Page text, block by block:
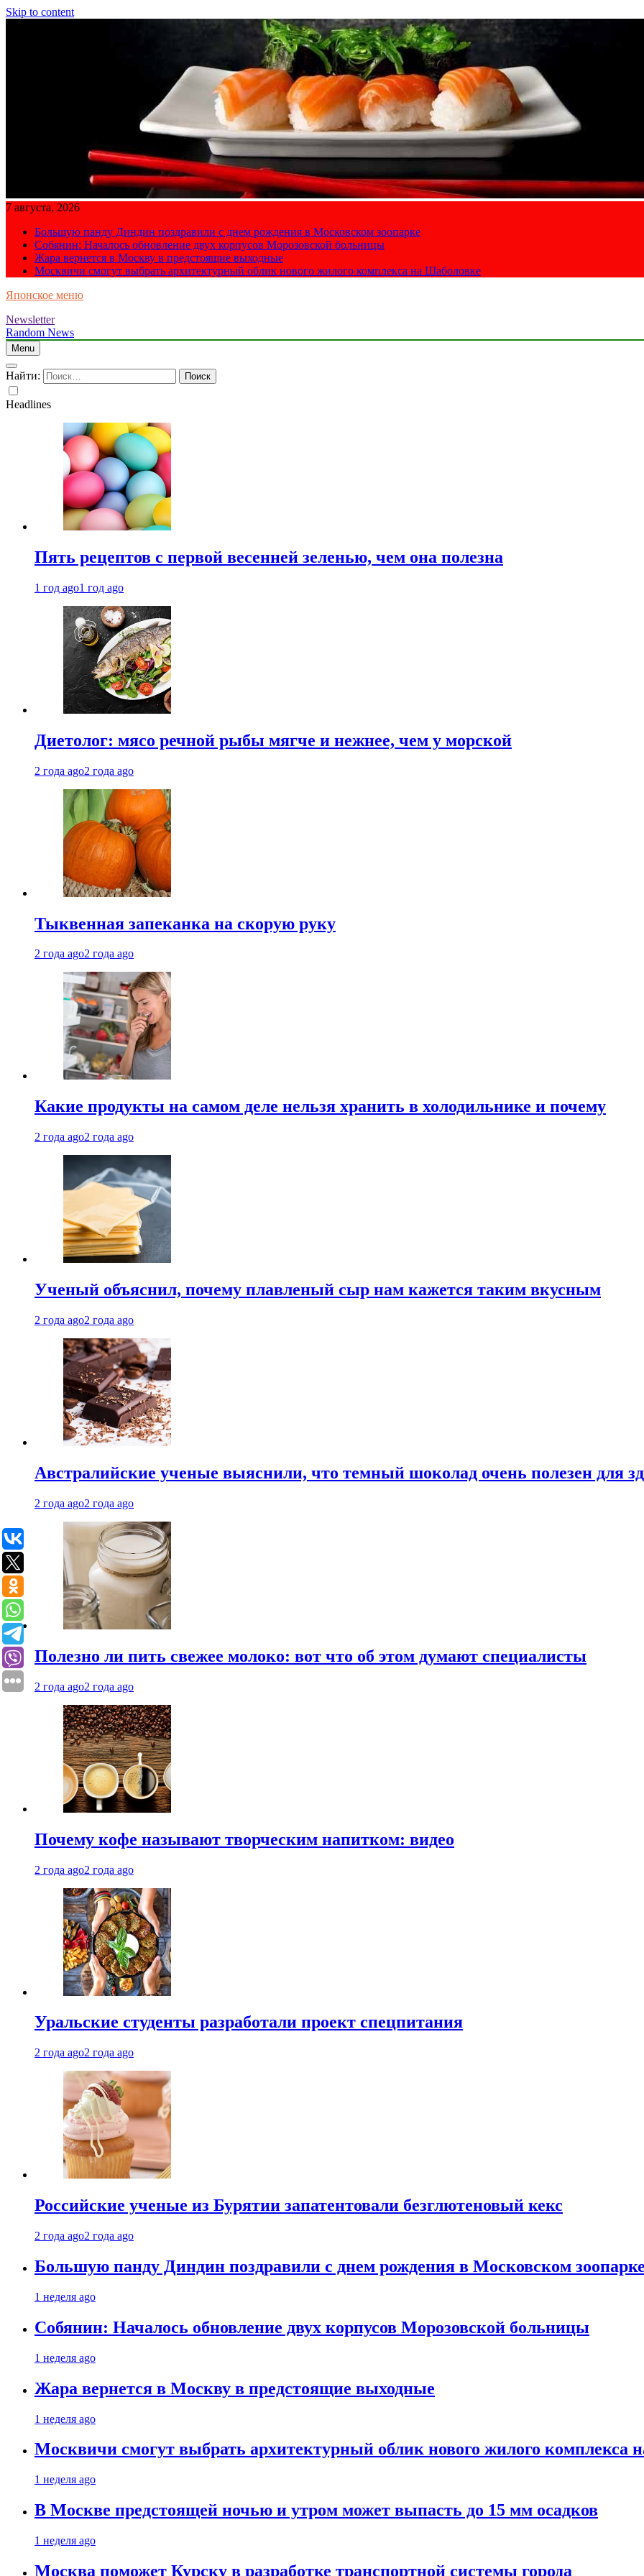
Skip to content
7 августа, 2026
Большую панду Диндин поздравили с днем рождения в Московском зоопарке
Собянин: Началось обновление двух корпусов Морозовской больницы
Жара вернется в Москву в предстоящие выходные
Москвичи смогут выбрать архитектурный облик нового жилого комплекса на Шаболовке
Японское меню
Newsletter
Random News
Menu
Найти:
Headlines
Пять рецептов с первой весенней зеленью, чем она полезна
1 год ago1 год ago
Диетолог: мясо речной рыбы мягче и нежнее, чем у морской
2 года ago2 года ago
Тыквенная запеканка на скорую руку
2 года ago2 года ago
Какие продукты на самом деле нельзя хранить в холодильнике и почему
2 года ago2 года ago
Ученый объяснил, почему плавленый сыр нам кажется таким вкусным
2 года ago2 года ago
Австралийские ученые выяснили, что темный шоколад очень полезен для
2 года ago2 года ago
Полезно ли пить свежее молоко: вот что об этом думают специалисты
2 года ago2 года ago
Почему кофе называют творческим напитком: видео
2 года ago2 года ago
Уральские студенты разработали проект спецпитания
2 года ago2 года ago
Российские ученые из Бурятии запатентовали безглютеновый кекс
2 года ago2 года ago
Большую панду Диндин поздравили с днем рождения в Московском зоопарке
1 неделя ago
Собянин: Началось обновление двух корпусов Морозовской больницы
1 неделя ago
Жара вернется в Москву в предстоящие выходные
1 неделя ago
Москвичи смогут выбрать архитектурный облик нового жилого комплекса
1 неделя ago
В Москве предстоящей ночью и утром может выпасть до 15 мм осадков
1 неделя ago
Москва поможет Курску в разработке транспортной системы города